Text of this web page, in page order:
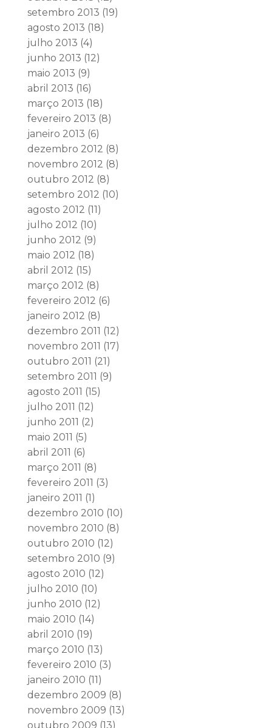
setembro 2013 (19)
agosto 2013 (18)
julho 2013 (4)
junho 2013 (12)
maio 2013 (9)
abril 2013 (16)
março 2013 (18)
fevereiro 2013 (8)
janeiro 2013 (6)
dezembro 2012 (8)
novembro 2012 (8)
outubro 2012 (8)
setembro 2012 (10)
agosto 2012 (11)
julho 2012 (10)
junho 2012 (9)
maio 2012 (18)
abril 2012 (15)
março 2012 (8)
fevereiro 2012 (6)
janeiro 2012 (8)
dezembro 2011 (12)
novembro 2011 (17)
outubro 2011 (21)
setembro 2011 (9)
agosto 2011 (15)
julho 2011 (12)
junho 2011 (2)
maio 2011 (5)
abril 2011 (6)
março 2011 (8)
fevereiro 2011 (3)
janeiro 2011 (1)
dezembro 2010 (10)
novembro 2010 (8)
outubro 2010 (12)
setembro 2010 (9)
agosto 2010 (12)
julho 2010 (10)
junho 2010 (12)
maio 2010 (14)
abril 2010 (19)
março 2010 (13)
fevereiro 2010 (3)
janeiro 2010 (11)
dezembro 2009 (8)
novembro 2009 (13)
outubro 2009 (13)